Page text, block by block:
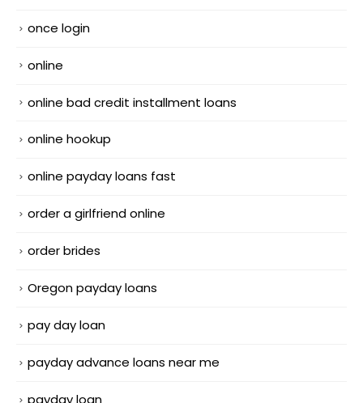
once login
online
online bad credit installment loans
online hookup
online payday loans fast
order a girlfriend online
order brides
Oregon payday loans
pay day loan
payday advance loans near me
payday loan